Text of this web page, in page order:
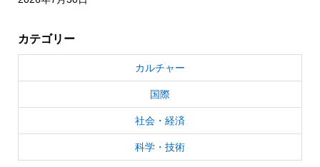
カテゴリー
カルチャー
国際
社会・経済
科学・技術